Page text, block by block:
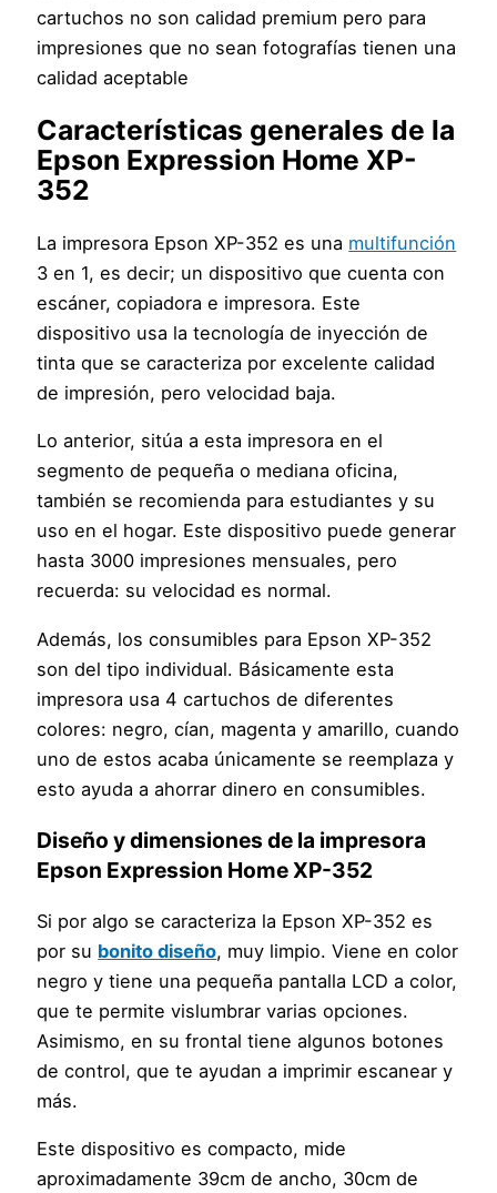
cartuchos no son calidad premium pero para
impresiones que no sean fotografías tienen una
calidad aceptable
Características generales de la
Epson Expression Home XP-
352
La impresora Epson XP-352 es una multifunción
3 en 1, es decir; un dispositivo que cuenta con
escáner, copiadora e impresora. Este
dispositivo usa la tecnología de inyección de
tinta que se caracteriza por excelente calidad
de impresión, pero velocidad baja.
Lo anterior, sitúa a esta impresora en el
segmento de pequeña o mediana oficina,
también se recomienda para estudiantes y su
uso en el hogar. Este dispositivo puede generar
hasta 3000 impresiones mensuales, pero
recuerda: su velocidad es normal.
Además, los consumibles para Epson XP-352
son del tipo individual. Básicamente esta
impresora usa 4 cartuchos de diferentes
colores: negro, cían, magenta y amarillo, cuando
uno de estos acaba únicamente se reemplaza y
esto ayuda a ahorrar dinero en consumibles.
Diseño y dimensiones de la impresora
Epson Expression Home XP-352
Si por algo se caracteriza la Epson XP-352 es
por su bonito diseño, muy limpio. Viene en color
negro y tiene una pequeña pantalla LCD a color,
que te permite vislumbrar varias opciones.
Asimismo, en su frontal tiene algunos botones
de control, que te ayudan a imprimir escanear y
más.
Este dispositivo es compacto, mide
aproximadamente 39cm de ancho, 30cm de